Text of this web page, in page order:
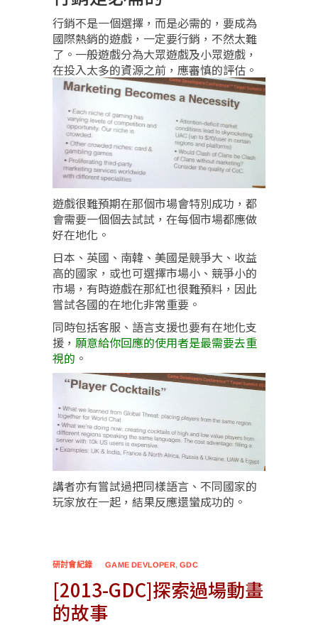
行銷不是一個選擇，而是必需的，要成為
國際熱銷的遊戲，一定要行銷，不然太難
了。一般遊戲分為大眾遊戲及小眾遊戲，
在投入太多的資源之前，應審慎的評估。
遊戲很難預期在那個市場會特別成功，都
會需要一個個去試試，在每個市場都應做
好在地化。
日本、英國、南韓、美國是競爭大、收益
高的國家，或也可選擇市場小、競爭小的
市場，有時遊戲在那紅也很難預料，因此
嘗試各國的在地化非常重要。
同時包括客服、語言支援也要有在地化支
援， 願意給你回應的使用者是最需要去重
視的 。
講者亦有嘗試過把同樣語言、不同國家的
玩家放在一起，結果反應還蠻成功的。
研討會紀錄 GAME DEVLOPER,GDC
[2013-GDC]探索過場動畫
的故事